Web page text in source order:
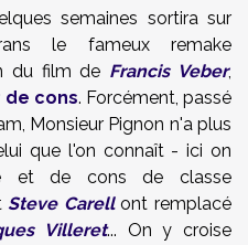
semaines sortira sur
le fameux remake
du film de Francis Veber,
de cons. Forcément, passé
Monsieur Pignon n'a plus
que l'on connaît - ici on
et de cons de classe
Steve Carellont remplacé
Villeret... On y croise